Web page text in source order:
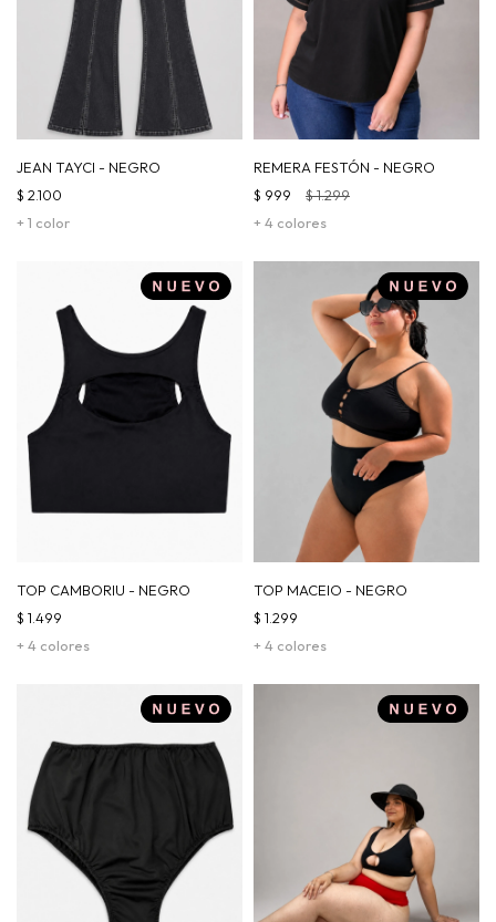
JEAN TAYCI - NEGRO
+ 1 color
$ 2.100
REMERA FESTÓN - NEGRO
+ 4 colores
$ 999 $1.299
TOP CAMBORIU - NEGRO
+ 4 colores
$ 1.499
TOP MACEIO - NEGRO
+ 4 colores
$ 1.299